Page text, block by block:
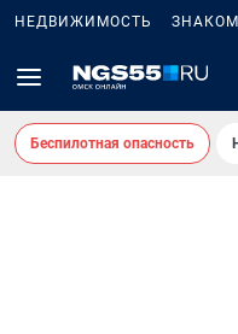
НЕДВИЖИМОСТЬ
Беспилотная опасность